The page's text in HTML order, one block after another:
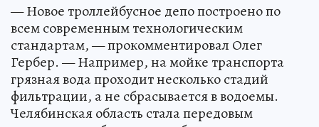
— Новое троллейбусное депо построено по
всем современным технологическим
стандартам, — прокомментировал Олег
Гербер. — Например, на мойке транспорта
грязная вода проходит несколько стадий
фильтрации, а не сбрасывается в водоемы.
Челябинская область стала передовым